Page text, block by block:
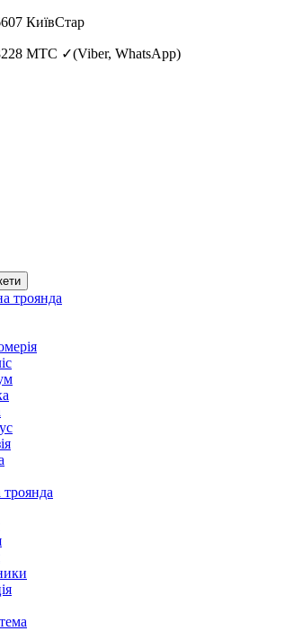
КиївСтар
МТС ✓(Viber, WhatsApp)
троянда